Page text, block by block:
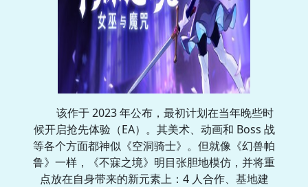
该作于 2023 年公布，最初计划在当年晚些时
候开启抢先体验（EA）。其美术、动画和 Boss 战
等各个方面都神似《空洞骑士》。但就像《幻兽帕
鲁》一样，《不寐之境》明目张胆地模仿，并将重
点放在自身带来的新元素上：4 人合作、基地建